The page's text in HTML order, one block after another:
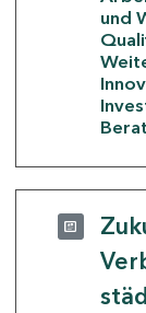
und